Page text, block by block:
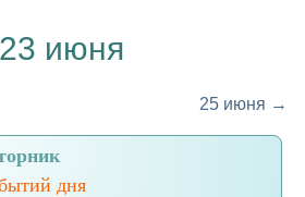
23 июня
25 июня →
дня